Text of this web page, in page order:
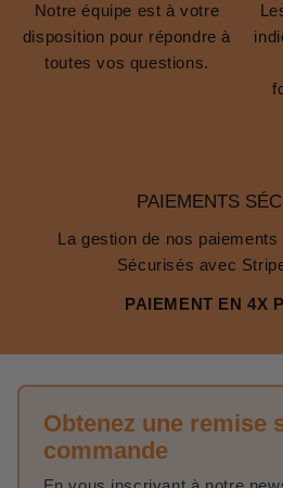
Notre équipe est à votre
disposition pour répondre à
toutes vos questions.
PAIEMENTS
La gestion de nos
Sécurisés avec
PAIEMENT EN 4X
Obtenez une remise
commande